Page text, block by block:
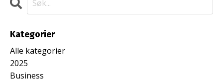
Kategorier
Alle kategorier
2025
Business